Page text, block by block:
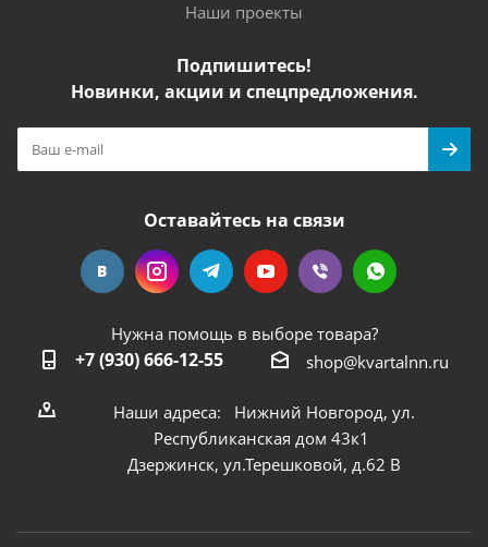
Наши проекты
Подпишитесь!
Новинки, акции и спецпредложения.
Оставайтесь на связи
Нужна помощь в выборе товара?
+7 (930) 666-12-55 shop@kvartalnn.ru
Наши адреса: Нижний Новгород, ул.
Республиканская дом 43к1
Дзержинск, ул.Терешковой, д.62 В